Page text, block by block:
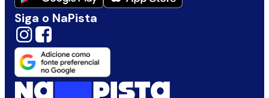
Siga o NaPista